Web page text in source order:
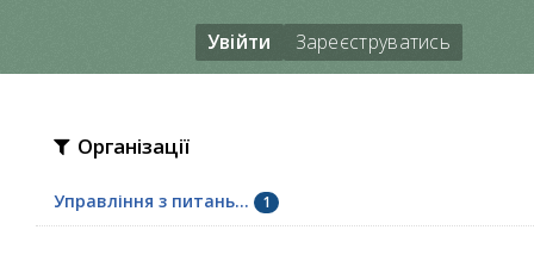
Увійти Зареєструватись
Організації
Управління з питань... 1